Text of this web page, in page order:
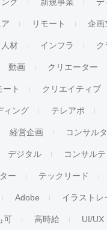
リモート 企画
人材 インフラ ク
動画 クリエーター
ート クリエイティブ
ィング テレアポ
経営企画 コンサル
デジタル コンサル
ー テックリード
Adobe イラストレ
可 高時給 UI/UX